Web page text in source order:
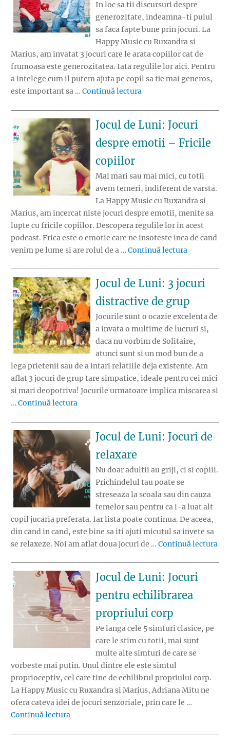
In loc sa tii discursuri despre
generozitate, indeamna-ti puiul
sa faca fapte bune prin jocuri. La
Happy Music cu Ruxandra si
Marius, am invatat 3 jocuri care le arata copiilor cat de
frumoasa este generozitatea. Iata regulile lor aici. Pentru
a intelege cum il putem ajuta pe copil sa fie mai generos,
este important sa … Continuă lectura
Jocul de Luni: Jocuri
despre emotii – Fricile
copiilor
Mai mari sau mai mici, cu totii
avem temeri, indiferent de varsta.
La Happy Music cu Ruxandra si
Marius, am incercat niste jocuri despre emotii, menite sa
lupte cu fricile copiilor. Descopera regulile lor in acest
podcast. Frica este o emotie care ne insoteste inca de cand
venim pe lume si are rolul de a … Continuă lectura
Jocul de Luni: 3 jocuri
distractive de grup
Jocurile sunt o ocazie excelenta de
a invata o multime de lucruri si,
daca nu vorbim de Solitaire,
atunci sunt si un mod bun de a
lega prietenii sau de a intari relatiile deja existente. Am
aflat 3 jocuri de grup tare simpatice, ideale pentru cei mici
si mari deopotriva! Jocurile urmatoare implica miscarea si
… Continuă lectura
Jocul de Luni: Jocuri de
relaxare
Nu doar adultii au griji, ci si copiii.
Prichindelul tau poate se
streseaza la scoala sau din cauza
temelor sau pentru ca i-a luat alt
copil jucaria preferata. Iar lista poate continua. De aceea,
din cand in cand, este bine sa iti ajuti micutul sa invete sa
se relaxeze. Noi am aflat doua jocuri de … Continuă lectura
Jocul de Luni: Jocuri
pentru echilibrarea
propriului corp
Pe langa cele 5 simturi clasice, pe
care le stim cu totii, mai sunt
multe alte simturi de care se
vorbeste mai putin. Unul dintre ele este simtul
proprioceptiv, cel care tine de echilibrul propriului corp.
La Happy Music cu Ruxandra si Marius, Adriana Mitu ne
ofera cateva idei de jocuri senzoriale, prin care le …
Continuă lectura